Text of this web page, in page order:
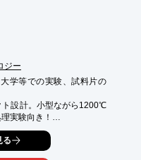
ジー
学等での実験、試料片の
ト設計。小型ながら1200℃
実験向き！
タを添付(温度分布・昇降
しており、３ゾーンにも
る